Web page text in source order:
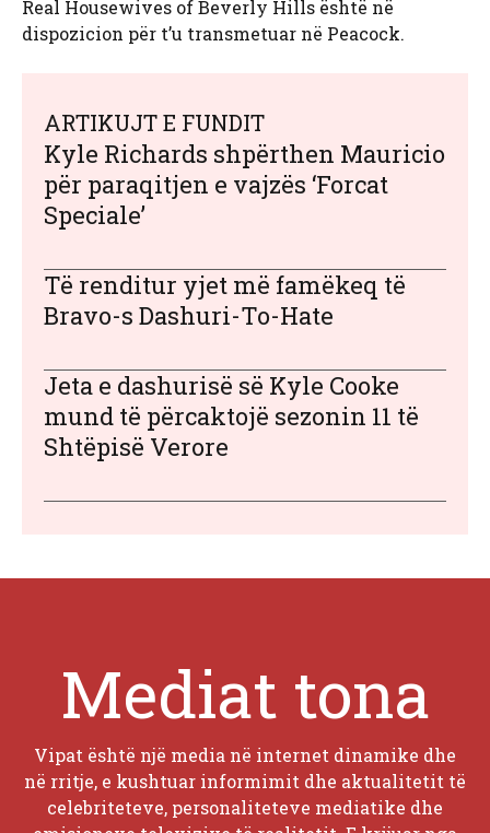
Real Housewives of Beverly Hills është në
dispozicion për t’u transmetuar në Peacock.
ARTIKUJT E FUNDIT
Kyle Richards shpërthen Mauricio
për paraqitjen e vajzës ‘Forcat
Speciale’
Të renditur yjet më famëkeq të
Bravo-s Dashuri-To-Hate
Jeta e dashurisë së Kyle Cooke
mund të përcaktojë sezonin 11 të
Shtëpisë Verore
Mediat tona
Vipat është një media në internet dinamike dhe
në rritje, e kushtuar informimit dhe aktualitetit të
celebriteteve, personaliteteve mediatike dhe